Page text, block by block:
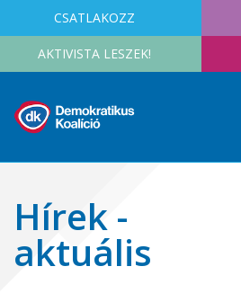
CSATLAKOZZ
AKTIVISTA LESZEK!
Hírek -
aktuális